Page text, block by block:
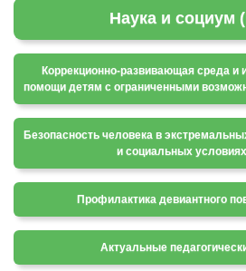
Наука и социум
Коррекционно-развивающая среда и
помощи детям с ограниченными
Безопасность человека в
и социальных
Профилактика девиантного
Актуальные